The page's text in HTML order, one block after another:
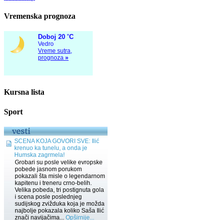
Vremenska prognoza
Kursna lista
Sport